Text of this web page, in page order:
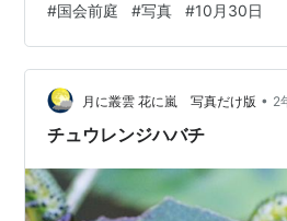
めっきり蝶の姿も見なくなった。
も獲物が来るかどうか。 実は半
の音がならなくなっていた。 イ
のに音がせず？な感じだったのだ
線だったことが発覚…
#国会前庭 #写真 #10月30日
月に叢雲 花に嵐 写真だけ版 • 2
チュウレンジハバチ